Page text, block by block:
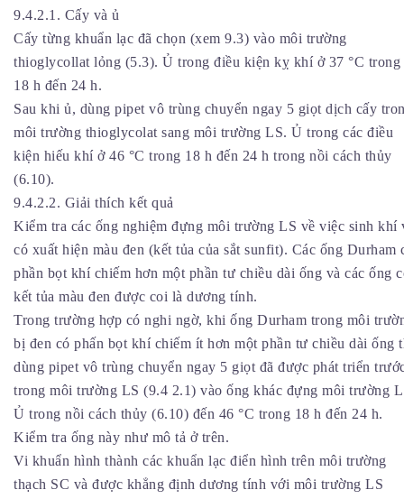
9.4.2.1. Cấy và ủ
Cấy từng khuẩn lạc đã chọn (xem 9.3) vào môi trường
thioglycollat lỏng (5.3). Ủ trong điều kiện kỵ khí ở 37 °C trong
18 h đến 24 h.
Sau khi ủ, dùng pipet vô trùng chuyển ngay 5 giọt dịch cấy
môi trường thioglycolat sang môi trường LS. Ủ trong các điều
kiện hiếu khí ở 46 °C trong 18 h đến 24 h trong nồi cách thủy
(6.10).
9.4.2.2. Giải thích kết quả
Kiểm tra các ống nghiệm đựng môi trường LS về việc sinh khí
có xuất hiện màu đen (kết tủa của sắt sunfit). Các ống Durham
phần bọt khí chiếm hơn một phần tư chiều dài ống và các ống
kết tủa màu đen được coi là dương tính.
Trong trường hợp có nghi ngờ, khi ống Durham trong môi
bị đen có phấn bọt khí chiếm ít hơn một phần tư chiều dài ống
dùng pipet vô trùng chuyển ngay 5 giọt đã được phát triển
trong môi trường LS (9.4 2.1) vào ống khác đựng môi trường
Ủ trong nồi cách thủy (6.10) đến 46 °C trong 18 h đến 24 h.
Kiểm tra ống này như mô tả ở trên.
Vi khuẩn hình thành các khuẩn lạc điển hình trên môi trường
thạch SC và được khẳng định dương tính với môi trường LS